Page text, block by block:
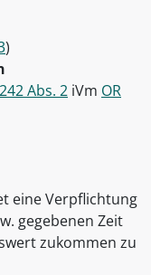
)
Abs. 2 iVm OR
eine Verpflichtung
gegebenen Zeit
zukommen zu